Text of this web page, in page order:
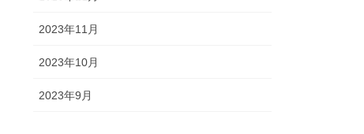
2023年11月
2023年10月
2023年9月